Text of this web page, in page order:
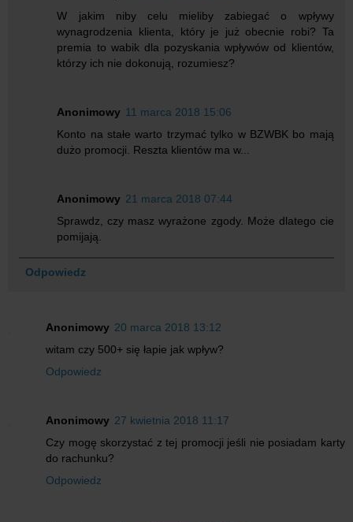
W jakim niby celu mieliby zabiegać o wpływy
wynagrodzenia klienta, który je już obecnie robi? Ta
premia to wabik dla pozyskania wpływów od klientów,
którzy ich nie dokonują, rozumiesz?
Anonimowy 11 marca 2018 15:06
Konto na stałe warto trzymać tylko w BZWBK bo mają
dużo promocji. Reszta klientów ma w...
Anonimowy 21 marca 2018 07:44
Sprawdz, czy masz wyrażone zgody. Może dlatego cie
pomijają.
Odpowiedz
Anonimowy 20 marca 2018 13:12
witam czy 500+ się łapie jak wpływ?
Odpowiedz
Anonimowy 27 kwietnia 2018 11:17
Czy mogę skorzystać z tej promocji jeśli nie posiadam karty
do rachunku?
Odpowiedz